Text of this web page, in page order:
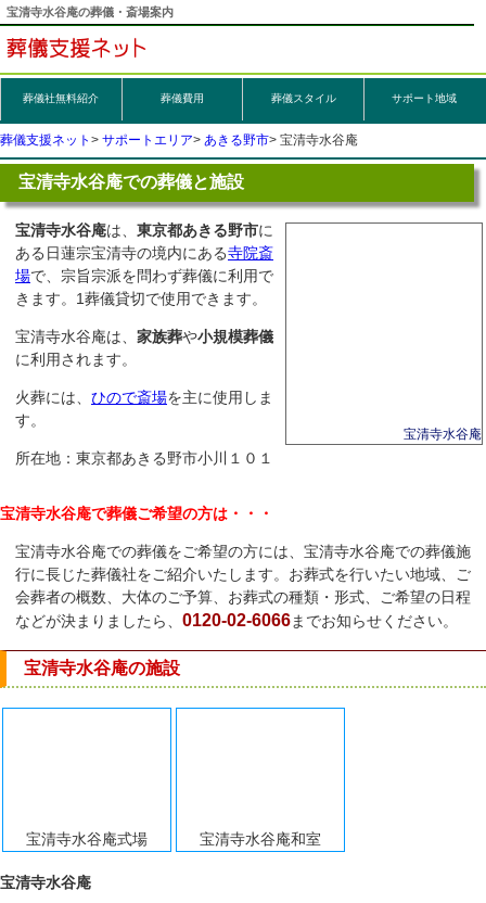
宝清寺水谷庵の葬儀・斎場案内
葬儀社無料紹介 葬儀費用 葬儀スタイル サポート地域
葬儀支援ネット サポートエリア あきる野市 宝清寺水谷庵
宝清寺水谷庵での葬儀と施設
宝清寺水谷庵
宝清寺水谷庵は、 東京都あきる野市に
ある日蓮宗宝清寺の境内にある寺院斎
場で、宗旨宗派を問わず葬儀に利用で
きます。1葬儀貸切で使用できます。
宝清寺水谷庵は、 家族葬や小規模葬儀
に利用されます。
火葬には、 ひので斎場を主に使用しま
す。
所在地：東京都あきる野市小川１０１
宝清寺水谷庵で葬儀ご希望の方は・・・
宝清寺水谷庵での葬儀をご希望の方には、宝清寺水谷庵での葬儀施
行に長じた葬儀社をご紹介いたします。お葬式を行いたい地域、ご
会葬者の概数、大体のご予算、お葬式の種類・形式、ご希望の日程
などが決まりましたら、 0120-02-6066までお知らせください。
宝清寺水谷庵の施設
宝清寺水谷庵式場 宝清寺水谷庵和室
宝清寺水谷庵